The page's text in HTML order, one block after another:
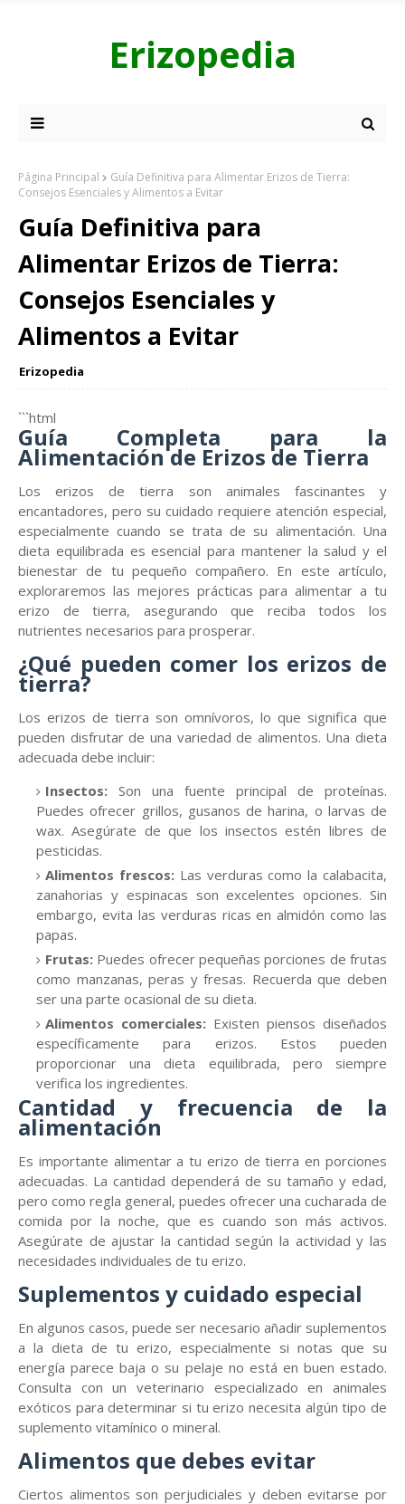
Erizopedia
Página Principal
Guía Definitiva para Alimentar Erizos de Tierra:
Consejos Esenciales y Alimentos a Evitar
Guía Definitiva para
Alimentar Erizos de Tierra:
Consejos Esenciales y
Alimentos a Evitar
Erizopedia
```html
Guía Completa para la
Alimentación de Erizos de Tierra
Los erizos de tierra son animales fascinantes y
encantadores, pero su cuidado requiere atención especial,
especialmente cuando se trata de su alimentación. Una
dieta equilibrada es esencial para mantener la salud y el
bienestar de tu pequeño compañero. En este artículo,
exploraremos las mejores prácticas para alimentar a tu
erizo de tierra, asegurando que reciba todos los
nutrientes necesarios para prosperar.
¿Qué pueden comer los erizos de
tierra?
Los erizos de tierra son omnívoros, lo que significa que
pueden disfrutar de una variedad de alimentos. Una dieta
adecuada debe incluir:
Insectos: Son una fuente principal de proteínas.
Puedes ofrecer grillos, gusanos de harina, o larvas de
wax. Asegúrate de que los insectos estén libres de
pesticidas.
Alimentos frescos:Las verduras como la calabacita,
zanahorias y espinacas son excelentes opciones. Sin
embargo, evita las verduras ricas en almidón como las
papas.
Frutas: Puedes ofrecer pequeñas porciones de frutas
como manzanas, peras y fresas. Recuerda que deben
ser una parte ocasional de su dieta.
Alimentos comerciales: Existen piensos diseñados
específicamente para erizos. Estos pueden
proporcionar una dieta equilibrada, pero siempre
verifica los ingredientes.
Cantidad y frecuencia de la
alimentación
Es importante alimentar a tu erizo de tierra en porciones
adecuadas. La cantidad dependerá de su tamaño y edad,
pero como regla general, puedes ofrecer una cucharada de
comida por la noche, que es cuando son más activos.
Asegúrate de ajustar la cantidad según la actividad y las
necesidades individuales de tu erizo.
Suplementos y cuidado especial
En algunos casos, puede ser necesario añadir suplementos
a la dieta de tu erizo, especialmente si notas que su
energía parece baja o su pelaje no está en buen estado.
Consulta con un veterinario especializado en animales
exóticos para determinar si tu erizo necesita algún tipo de
suplemento vitamínico o mineral.
Alimentos que debes evitar
Ciertos alimentos son perjudiciales y deben evitarse por